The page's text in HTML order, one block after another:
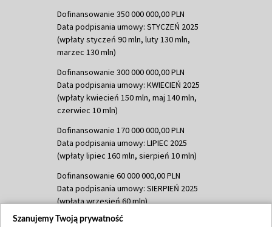
Dofinansowanie 350 000 000,00 PLN
Data podpisania umowy: STYCZEŃ 2025
(wpłaty styczeń 90 mln, luty 130 mln,
marzec 130 mln)
Dofinansowanie 300 000 000,00 PLN
Data podpisania umowy: KWIECIEŃ 2025
(wpłaty kwiecień 150 mln, maj 140 mln,
czerwiec 10 mln)
Dofinansowanie 170 000 000,00 PLN
Data podpisania umowy: LIPIEC 2025
(wpłaty lipiec 160 mln, sierpień 10 mln)
Dofinansowanie 60 000 000,00 PLN
Data podpisania umowy: SIERPIEŃ 2025
(wpłata wrzesień 60 mln)
Dofinansowanie 635 783 051,21 PLN
Szanujemy Twoją prywatność